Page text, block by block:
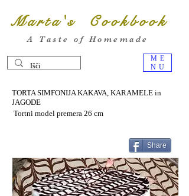
ME
NU
Marta's Cookbook
A Taste of Homemade
TORTA SIMFONIJA KAKAVA, KARAMELE in
JAGODE
Tortni model premera 26 cm
Share